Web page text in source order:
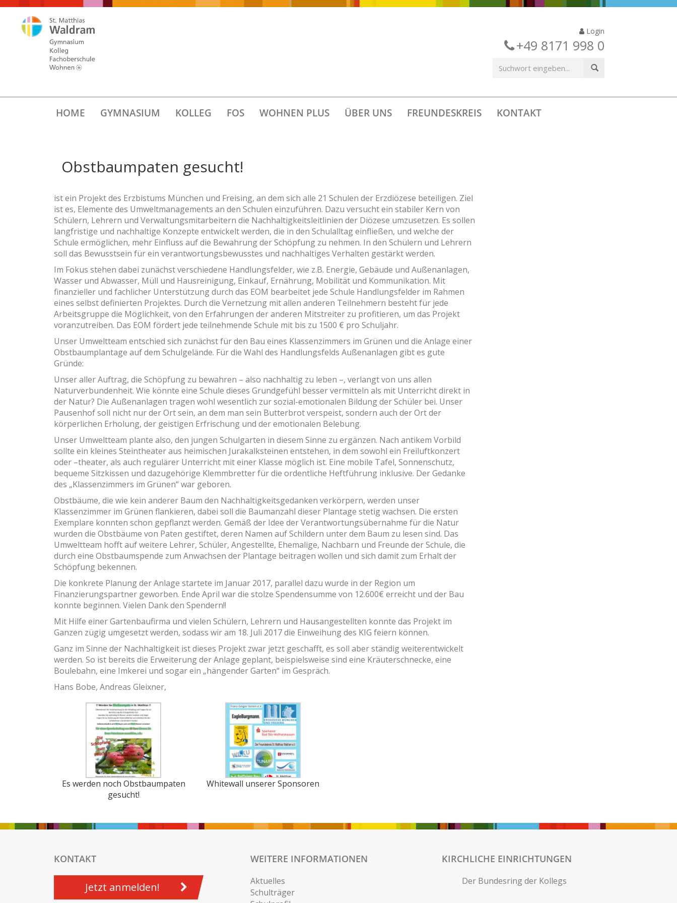
Login
+49 8171 998 0
HOME GYMNASIUM KOLLEG FOS WOHNEN PLUS ÜBER UNS FREUNDESKREIS KONTAKT
Obstbaumpaten gesucht!
ist ein Projekt des Erzbistums München und Freising, an dem sich alle 21 Schulen der Erzdiözese beteiligen. Ziel
ist es, Elemente des Umweltmanagements an den Schulen einzuführen. Dazu versucht ein stabiler Kern von
Schülern, Lehrern und Verwaltungsmitarbeitern die Nachhaltigkeitsleitlinien der Diözese umzusetzen. Es sollen
langfristige und nachhaltige Konzepte entwickelt werden, die in den Schulalltag einfließen, und welche der
Schule ermöglichen, mehr Einfluss auf die Bewahrung der Schöpfung zu nehmen. In den Schülern und Lehrern
soll das Bewusstsein für ein verantwortungsbewusstes und nachhaltiges Verhalten gestärkt werden.
Im Fokus stehen dabei zunächst verschiedene Handlungsfelder, wie z.B. Energie, Gebäude und Außenanlagen,
Wasser und Abwasser, Müll und Hausreinigung, Einkauf, Ernährung, Mobilität und Kommunikation. Mit
finanzieller und fachlicher Unterstützung durch das EOM bearbeitet jede Schule Handlungsfelder im Rahmen
eines selbst definierten Projektes. Durch die Vernetzung mit allen anderen Teilnehmern besteht für jede
Arbeitsgruppe die Möglichkeit, von den Erfahrungen der anderen Mitstreiter zu profitieren, um das Projekt
voranzutreiben. Das EOM fördert jede teilnehmende Schule mit bis zu 1500 € pro Schuljahr.
Unser Umweltteam entschied sich zunächst für den Bau eines Klassenzimmers im Grünen und die Anlage einer
Obstbaumplantage auf dem Schulgelände. Für die Wahl des Handlungsfelds Außenanlagen gibt es gute
Gründe:
Unser aller Auftrag, die Schöpfung zu bewahren – also nachhaltig zu leben –, verlangt von uns allen
Naturverbundenheit. Wie könnte eine Schule dieses Grundgefühl besser vermitteln als mit Unterricht direkt in
der Natur? Die Außenanlagen tragen wohl wesentlich zur sozial-emotionalen Bildung der Schüler bei. Unser
Pausenhof soll nicht nur der Ort sein, an dem man sein Butterbrot verspeist, sondern auch der Ort der
körperlichen Erholung, der geistigen Erfrischung und der emotionalen Belebung.
Unser Umweltteam plante also, den jungen Schulgarten in diesem Sinne zu ergänzen. Nach antikem Vorbild
sollte ein kleines Steintheater aus heimischen Jurakalksteinen entstehen, in dem sowohl ein Freiluftkonzert
oder –theater, als auch regulärer Unterricht mit einer Klasse möglich ist. Eine mobile Tafel, Sonnenschutz,
bequeme Sitzkissen und dazugehörige Klemmbretter für die ordentliche Heftführung inklusive. Der Gedanke
des „Klassenzimmers im Grünen“ war geboren.
Obstbäume, die wie kein anderer Baum den Nachhaltigkeitsgedanken verkörpern, werden unser
Klassenzimmer im Grünen flankieren, dabei soll die Baumanzahl dieser Plantage stetig wachsen. Die ersten
Exemplare konnten schon gepflanzt werden. Gemäß der Idee der Verantwortungsübernahme für die Natur
wurden die Obstbäume von Paten gestiftet, deren Namen auf Schildern unter dem Baum zu lesen sind. Das
Umweltteam hofft auf weitere Lehrer, Schüler, Angestellte, Ehemalige, Nachbarn und Freunde der Schule, die
durch eine Obstbaumspende zum Anwachsen der Plantage beitragen wollen und sich damit zum Erhalt der
Schöpfung bekennen.
Die konkrete Planung der Anlage startete im Januar 2017, parallel dazu wurde in der Region um
Finanzierungspartner geworben. Ende April war die stolze Spendensumme von 12.600€ erreicht und der Bau
konnte beginnen. Vielen Dank den Spendern!!
Mit Hilfe einer Gartenbaufirma und vielen Schülern, Lehrern und Hausangestellten konnte das Projekt im
Ganzen zügig umgesetzt werden, sodass wir am 18. Juli 2017 die Einweihung des KIG feiern können.
Ganz im Sinne der Nachhaltigkeit ist dieses Projekt zwar jetzt geschafft, es soll aber ständig weiterentwickelt
werden. So ist bereits die Erweiterung der Anlage geplant, beispielsweise sind eine Kräuterschnecke, eine
Boulebahn, eine Imkerei und sogar ein „hängender Garten“ im Gespräch.
Hans Bobe, Andreas Gleixner,
Es werden noch Obstbaumpaten
gesucht!
Whitewall unserer Sponsoren
KONTAKT
Jetzt anmelden!
WEITERE INFORMATIONEN
Aktuelles
Schulträger
KIRCHLICHE EINRICHTUNGEN
Der Bundesring der Kollegs